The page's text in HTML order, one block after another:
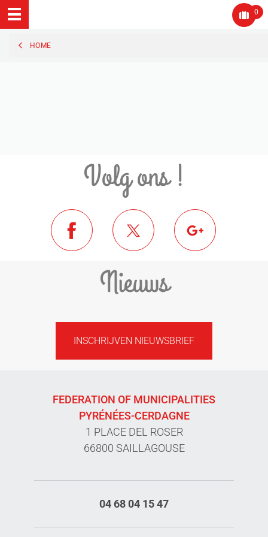
0
HOME
Volg ons !
Nieuws
INSCHRIJVEN NIEUWSBRIEF
FEDERATION OF MUNICIPALITIES
PYRÉNÉES-CERDAGNE
1 PLACE DEL ROSER
66800 SAILLAGOUSE
04 68 04 15 47